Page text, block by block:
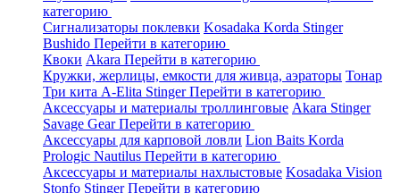
категорию
Сигнализаторы поклевки Kosadaka Korda Stinger
Bushido Перейти в категорию
Квоки Akara Перейти в категорию
Кружки, жерлицы, емкости для живца, аэраторы Тонар
Три кита A-Elita StingerПерейти в категорию
Аксессуары и материалы троллинговые Akara Stinger
Savage GearПерейти в категорию
Аксессуары для карповой ловли Lion Baits Korda
Prologic Nautilus Перейти в категорию
Аксессуары и материалы нахлыстовые Kosadaka Vision
Stonfo StingerПерейти в категорию